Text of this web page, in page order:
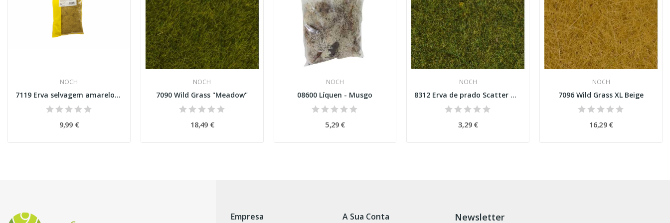
NOCH
7119 Erva selvagem amarelo dourado Wild Grass
9,99 €
NOCH
7090 Wild Grass "Meadow"
18,49 €
NOCH
08600 Líquen - Musgo
5,29 €
NOCH
8312 Erva de prado Scatter Grass "Meadow"
3,29 €
NOCH
7096 Wild Grass XL Beige
16,29 €
Empresa A Sua Conta Newsletter